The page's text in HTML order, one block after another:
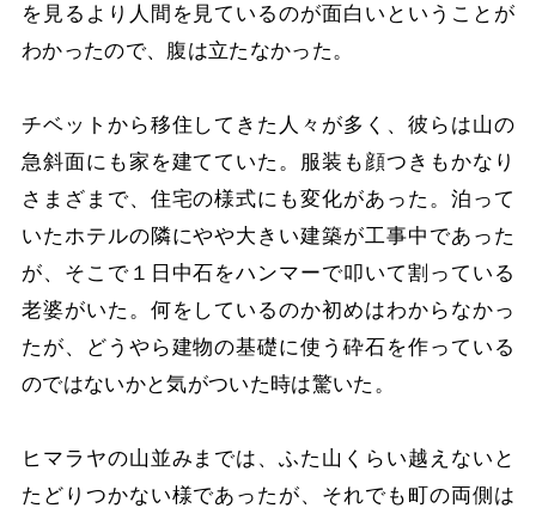
を見るより人間を見ているのが面白いということが
わかったので、腹は立たなかった。
チベットから移住してきた人々が多く、彼らは山の
急斜面にも家を建てていた。服装も顔つきもかなり
さまざまで、住宅の様式にも変化があった。泊って
いたホテルの隣にやや大きい建築が工事中であった
が、そこで１日中石をハンマーで叩いて割っている
老婆がいた。何をしているのか初めはわからなかっ
たが、どうやら建物の基礎に使う砕石を作っている
のではないかと気がついた時は驚いた。
ヒマラヤの山並みまでは、ふた山くらい越えないと
たどりつかない様であったが、それでも町の両側は